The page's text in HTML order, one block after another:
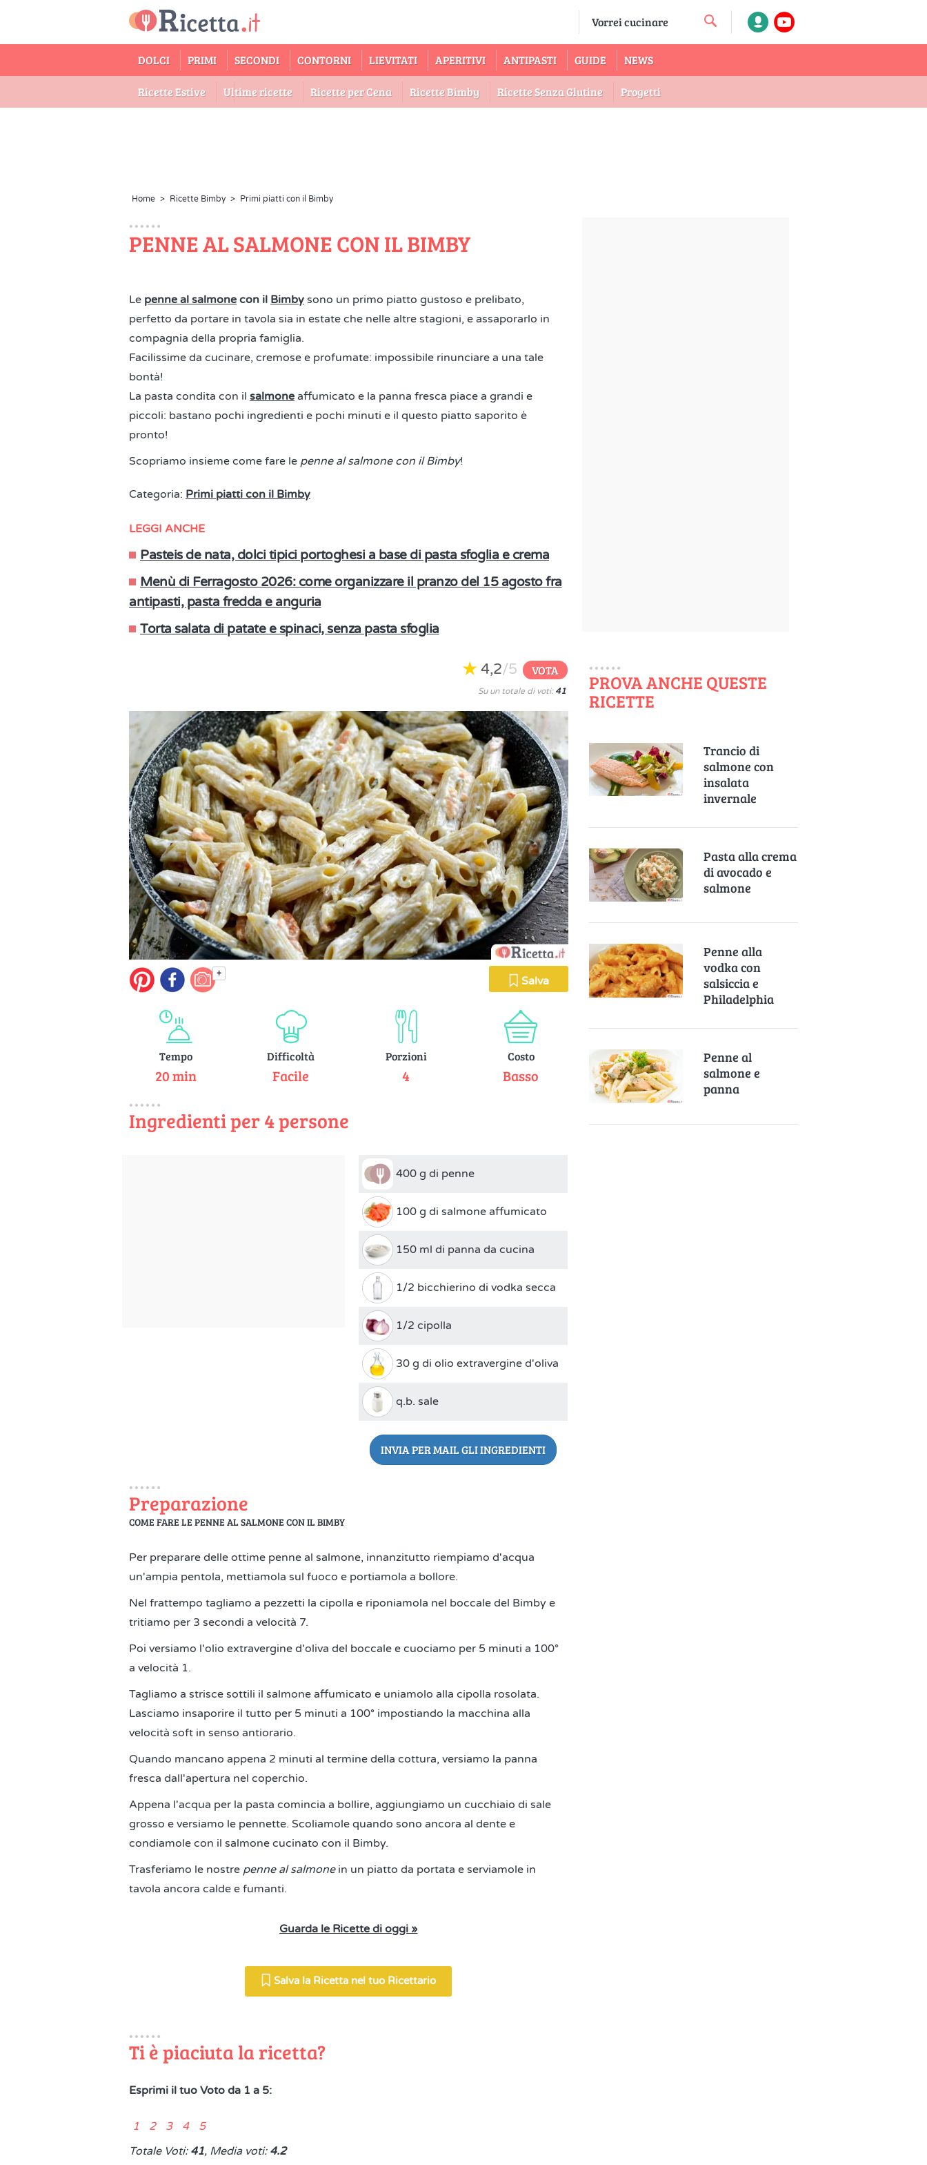
DOLCI PRIMI SECONDI CONTORNI LIEVITATI APERITIVI ANTIPASTI GUIDE NEWS
Ricette Estive Ultime ricette Ricette per Cena Ricette Bimby Ricette Senza Glutine Progetti
Home > Ricette Bimby > Primi piatti con il Bimby
PENNE AL SALMONE CON IL BIMBY
Le penne al salmone con il Bimby sono un primo piatto gustoso e prelibato,
perfetto da portare in tavola sia in estate che nelle altre stagioni, e assaporarlo in
compagnia della propria famiglia.
Facilissime da cucinare, cremose e profumate: impossibile rinunciare a una tale
bontà!
La pasta condita con il salmone affumicato e la panna fresca piace a grandi e
piccoli: bastano pochi ingredienti e pochi minuti e il questo piatto saporito è
pronto!
Scopriamo insieme come fare le penne al salmone con il Bimby!
Categoria: Primi piatti con il Bimby
LEGGI ANCHE
Pasteis de nata, dolci tipici portoghesi a base di pasta sfoglia e crema
Menù di Ferragosto 2026: come organizzare il pranzo del 15 agosto fra
antipasti, pasta fredda e anguria
Torta salata di patate e spinaci, senza pasta sfoglia
4,2/5 VOTA
Su un totale di voti: 41
+
Salva
Tempo
20 min
Difficoltà
Facile
Porzioni
4
Costo
Basso
Ingredienti per 4 persone
400 g di penne
100 g di salmone affumicato
150 ml di panna da cucina
1/2 bicchierino di vodka secca
1/2 cipolla
30 g di olio extravergine d'oliva
q.b. sale
INVIA PER MAIL GLI INGREDIENTI
Preparazione
COME FARE LE PENNE AL SALMONE CON IL BIMBY
Per preparare delle ottime penne al salmone, innanzitutto riempiamo d'acqua
un'ampia pentola, mettiamola sul fuoco e portiamola a bollore.
Nel frattempo tagliamo a pezzetti la cipolla e riponiamola nel boccale del Bimby e
tritiamo per 3 secondi a velocità 7.
Poi versiamo l'olio extravergine d'oliva del boccale e cuociamo per 5 minuti a 100°
a velocità 1.
Tagliamo a strisce sottili il salmone affumicato e uniamolo alla cipolla rosolata.
Lasciamo insaporire il tutto per 5 minuti a 100° impostiando la macchina alla
velocità soft in senso antiorario.
Quando mancano appena 2 minuti al termine della cottura, versiamo la panna
fresca dall'apertura nel coperchio.
Appena l'acqua per la pasta comincia a bollire, aggiungiamo un cucchiaio di sale
grosso e versiamo le pennette. Scoliamole quando sono ancora al dente e
condiamole con il salmone cucinato con il Bimby.
Trasferiamo le nostre penne al salmonein un piatto da portata e serviamole in
tavola ancora calde e fumanti.
Guarda le Ricette di oggi »
Salva la Ricetta nel tuo Ricettario
Ti è piaciuta la ricetta?
Esprimi il tuo Voto da 1 a 5:
1 2 3 4 5
Totale Voti: 41, Media voti: 4.2
PROVA ANCHE QUESTE
RICETTE
Trancio di
salmone con
insalata
invernale
Pasta alla crema
di avocado e
salmone
Penne alla
vodka con
salsiccia e
Philadelphia
Penne al
salmone e
panna